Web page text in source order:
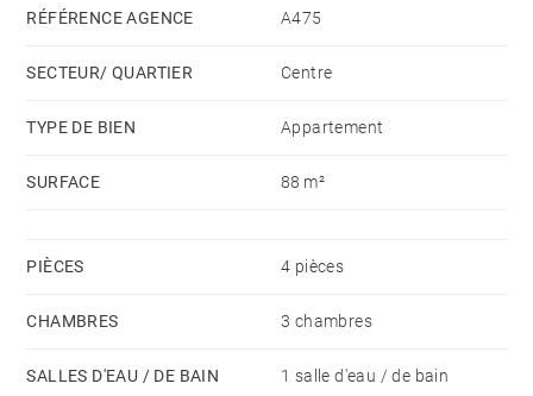
RÉFÉRENCE AGENCE A475
SECTEUR/ QUARTIER Centre
TYPE DE BIEN Appartement
SURFACE 88 m²
PIÈCES 4 pièces
CHAMBRES 3 chambres
SALLES D'EAU / DE BAIN 1 salle d'eau / de bain